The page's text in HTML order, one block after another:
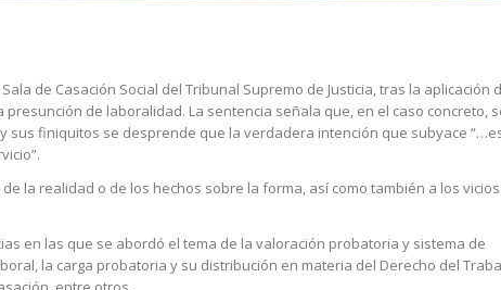
de Casación Social del Tribunal Supremo de Justicia, tras la aplicación
de laboralidad. La sentencia señala que, en el caso concreto,
sus finiquitos se desprende que la verdadera intención que subyace
la realidad o de los hechos sobre la forma, así como también a los vicios
en las que se abordó el tema de la valoración probatoria y sistema de
la carga probatoria y su distribución en materia del Derecho del